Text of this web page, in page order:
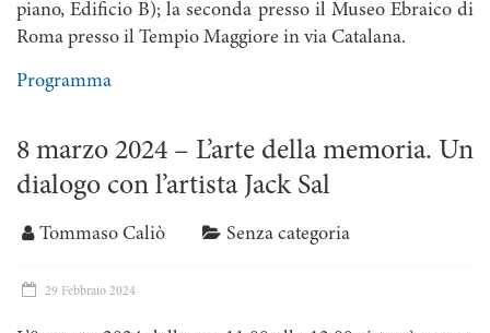
piano, Edificio B); la seconda presso il Museo Ebraico di
Roma presso il Tempio Maggiore in via Catalana.
Programma
8 marzo 2024 – L’arte della memoria. Un
dialogo con l’artista Jack Sal
Tommaso Caliò Senza categoria
29 Febbraio 2024